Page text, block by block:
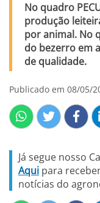
No quadro
produção
por animal. No
do bezerro em
de qualidade.
Publicado em 08/05/
Já segue nosso
Aqui para
notícias do